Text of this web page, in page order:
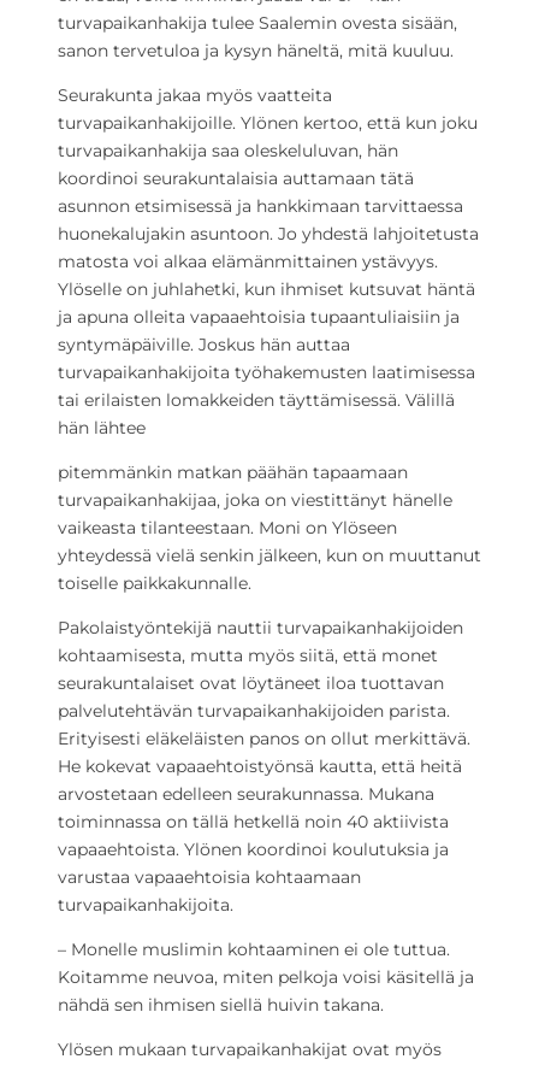
turvapaikanhakija tulee Saalemin ovesta sisään,
sanon tervetuloa ja kysyn häneltä, mitä kuuluu.
Seurakunta jakaa myös vaatteita
turvapaikanhakijoille. Ylönen kertoo, että kun joku
turvapaikanhakija saa oleskeluluvan, hän
koordinoi seurakuntalaisia auttamaan tätä
asunnon etsimisessä ja hankkimaan tarvittaessa
huonekalujakin asuntoon. Jo yhdestä lahjoitetusta
matosta voi alkaa elämänmittainen ystävyys.
Ylöselle on juhlahetki, kun ihmiset kutsuvat häntä
ja apuna olleita vapaaehtoisia tupaantuliaisiin ja
syntymäpäiville. Joskus hän auttaa
turvapaikanhakijoita työhakemusten laatimisessa
tai erilaisten lomakkeiden täyttämisessä. Välillä
hän lähtee
pitemmänkin matkan päähän tapaamaan
turvapaikanhakijaa, joka on viestittänyt hänelle
vaikeasta tilanteestaan. Moni on Ylöseen
yhteydessä vielä senkin jälkeen, kun on muuttanut
toiselle paikkakunnalle.
Pakolaistyöntekijä nauttii turvapaikanhakijoiden
kohtaamisesta, mutta myös siitä, että monet
seurakuntalaiset ovat löytäneet iloa tuottavan
palvelutehtävän turvapaikanhakijoiden parista.
Erityisesti eläkeläisten panos on ollut merkittävä.
He kokevat vapaaehtoistyönsä kautta, että heitä
arvostetaan edelleen seurakunnassa. Mukana
toiminnassa on tällä hetkellä noin 40 aktiivista
vapaaehtoista. Ylönen koordinoi koulutuksia ja
varustaa vapaaehtoisia kohtaamaan
turvapaikanhakijoita.
– Monelle muslimin kohtaaminen ei ole tuttua.
Koitamme neuvoa, miten pelkoja voisi käsitellä ja
nähdä sen ihmisen siellä huivin takana.
Ylösen mukaan turvapaikanhakijat ovat myös